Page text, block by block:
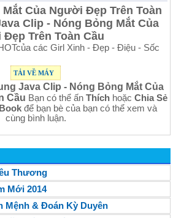
Của Người Đẹp Trên Toàn
Clip - Nóng Bỏng Mắt Của
Trên Toàn Cầu
các Girl Xinh - Đẹp - Điệu - Sốc
TẢI VỀ MÁY
Java Clip - Nóng Bỏng Mắt Của
Cầu Bạn có thể ấn Thích hoặc Chia Sẻ
để bạn bè của bạn có thể xem và
cùng bình luận.
Thương
Mới 2014
Mệnh & Đoán Kỳ Duyên